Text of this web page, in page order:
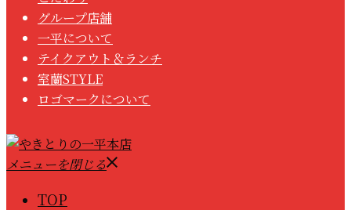
グループ店舗
一平について
テイクアウト＆ランチ
室蘭STYLE
ロゴマークについて
メニューを閉じる
TOP